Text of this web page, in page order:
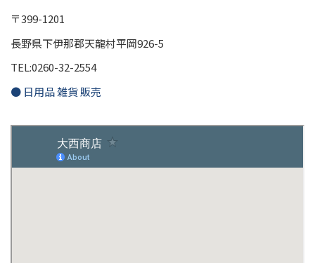
〒399-1201
長野県下伊那郡天龍村平岡926-5
TEL:0260-32-2554
● 日用品 雑貨 販売